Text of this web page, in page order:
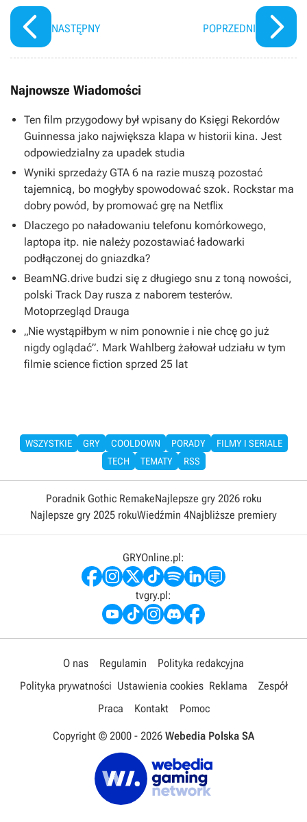
NASTĘPNY POPRZEDNI
Najnowsze Wiadomości
Ten film przygodowy był wpisany do Księgi Rekordów
Guinnessa jako największa klapa w historii kina. Jest
odpowiedzialny za upadek studia
Wyniki sprzedaży GTA 6 na razie muszą pozostać
tajemnicą, bo mogłyby spowodować szok. Rockstar ma
dobry powód, by promować grę na Netflix
Dlaczego po naładowaniu telefonu komórkowego,
laptopa itp. nie należy pozostawiać ładowarki
podłączonej do gniazdka?
BeamNG.drive budzi się z długiego snu z toną nowości,
polski Track Day rusza z naborem testerów.
Motoprzegląd Drauga
„Nie wystąpiłbym w nim ponownie i nie chcę go już
nigdy oglądać”. Mark Wahlberg żałował udziału w tym
filmie science fiction sprzed 25 lat
WSZYSTKIE GRY COOLDOWN PORADY
FILMY I SERIALE
TECH
TEMATY RSS
Poradnik Gothic RemakeNajlepsze gry 2026 roku
Najlepsze gry 2025 rokuWiedźmin 4Najbliższe premiery
GRYOnline.pl:
tvgry.pl:
O nas Regulamin
Polityka redakcyjna
Polityka prywatności Ustawienia cookies Reklama
Zespół
Praca
Kontakt Pomoc
Copyright © 2000 - 2026 Webedia Polska SA